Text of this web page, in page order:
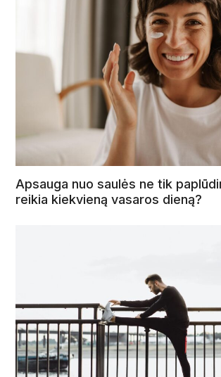
Apsauga nuo saulės ne tik
reikia kiekvieną vasaros dieną?